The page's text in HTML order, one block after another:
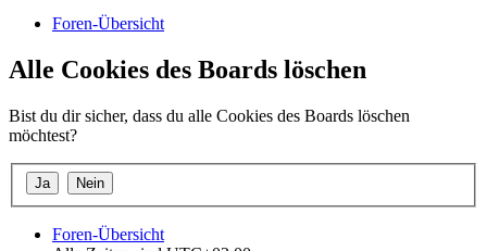
Foren-Übersicht
Alle Cookies des Boards löschen
Bist du dir sicher, dass du alle Cookies des Boards löschen
möchtest?
Foren-Übersicht